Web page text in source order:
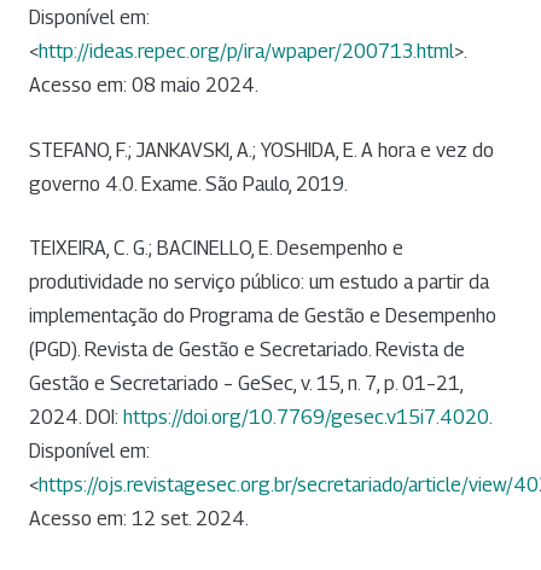
Disponível em:
<http://ideas.repec.org/p/ira/wpaper/200713.html>.
Acesso em: 08 maio 2024.
STEFANO, F.; JANKAVSKI, A.; YOSHIDA, E. A hora e vez do
governo 4.0. Exame. São Paulo, 2019.
TEIXEIRA, C. G.; BACINELLO, E. Desempenho e
produtividade no serviço público: um estudo a partir da
implementação do Programa de Gestão e Desempenho
(PGD). Revista de Gestão e Secretariado. Revista de
Gestão e Secretariado – GeSec, v. 15, n. 7, p. 01–21,
2024. DOI: https://doi.org/10.7769/gesec.v15i7.4020.
Disponível em:
<https://ojs.revistagesec.org.br/secretariado/article/view/
Acesso em: 12 set. 2024.